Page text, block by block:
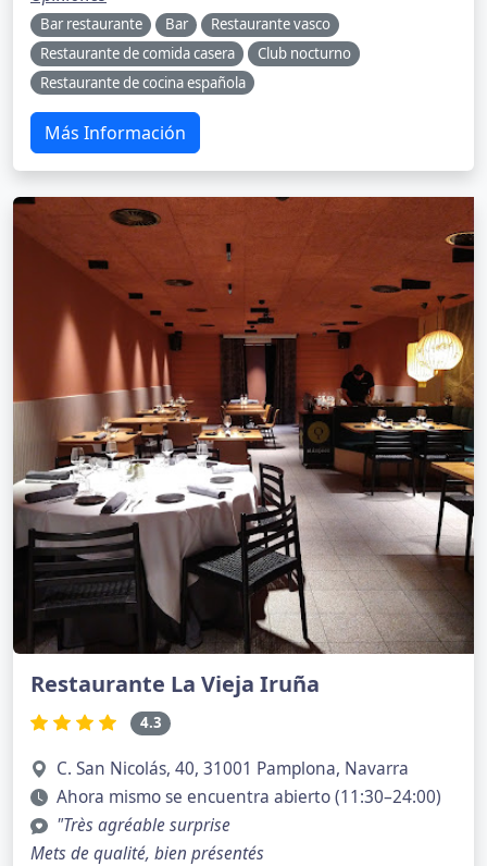
Bar restaurante Bar
Restaurante vasco
Restaurante de comida casera
Club nocturno
Restaurante de cocina española
Más Información
Restaurante La Vieja Iruña
4.3
C. San Nicolás, 40, 31001 Pamplona, Navarra
Ahora mismo se encuentra abierto (11:30–24:00)
"Très agréable surprise
Mets de qualité, bien présentés